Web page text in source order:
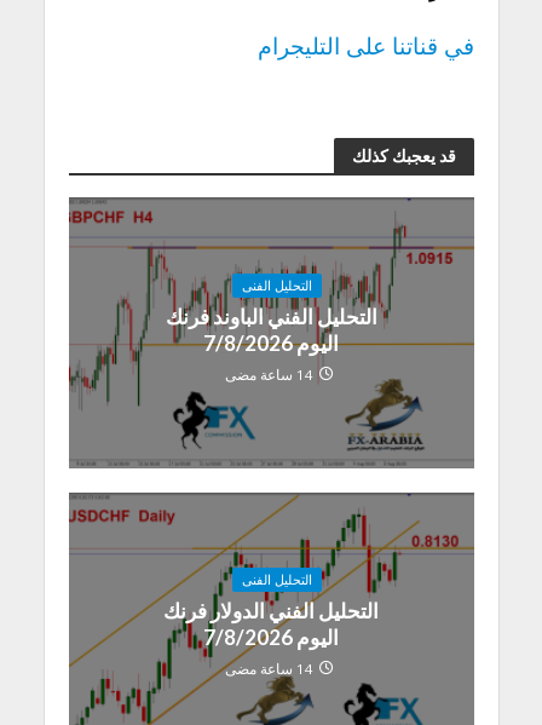
في قناتنا على التليجرام
قد يعجبك كذلك
التحليل الفنى
التحليل الفني الباوند فرنك
اليوم 7/8/2026
14 ساعة مضى
التحليل الفنى
التحليل الفني الدولار فرنك
اليوم 7/8/2026
14 ساعة مضى